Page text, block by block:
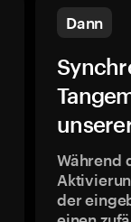
Dann
Während
der